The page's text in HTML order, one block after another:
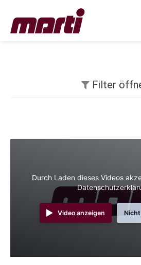
Filter
Durch Laden dieses Videos
Video anzeigen